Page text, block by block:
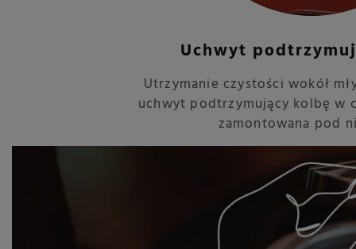
Uchwyt
Utrzymanie czystości wokół
uchwyt podtrzymujący kolbę w
zamontowana pod